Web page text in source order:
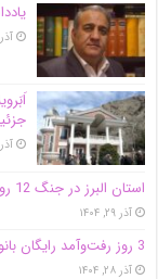
آذر ۲۹,
آذر ۲۹,
استان البرز در جنگ 12 روزه 7 شهید دانشجو تقدیم انقلاب کرد
آذر ۲۹, ۱۴۰۴
3 روز رفت‌وآمد رایگان بانوان در خطوط اتوبوسرانی شهری کرج
آذر ۲۸, ۱۴۰۴